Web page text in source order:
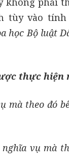
vào tính
học Bộ luật
thực hiện
mà theo đó
vụ mà